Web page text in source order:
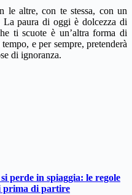
le altre, con te stessa, con un
La paura di oggi è dolcezza di
ti scuote è un’altra forma di
e per sempre, pretenderà
di ignoranza.
perde in spiaggia: le regole
prima di partire